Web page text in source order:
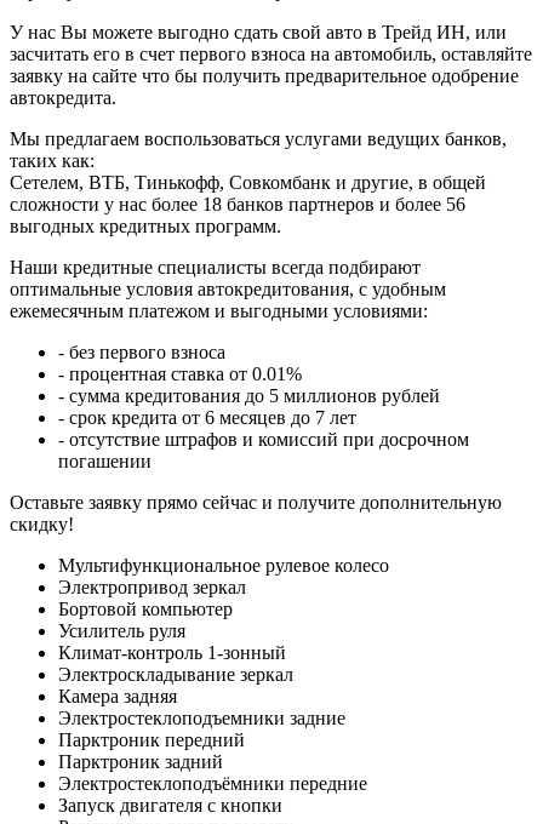
У нас Вы можете выгодно сдать свой авто в Трейд ИН, или
засчитать его в счет первого взноса на автомобиль, оставляйте
заявку на сайте что бы получить предварительное одобрение
автокредита.
Мы предлагаем воспользоваться услугами ведущих банков,
таких как:
Сетелем, ВТБ, Тинькофф, Совкомбанк и другие, в общей
сложности у нас более 18 банков партнеров и более 56
выгодных кредитных программ.
Наши кредитные специалисты всегда подбирают
оптимальные условия автокредитования, с удобным
ежемесячным платежом и выгодными условиями:
- без первого взноса
- процентная ставка от 0.01%
- сумма кредитования до 5 миллионов рублей
- срок кредита от 6 месяцев до 7 лет
- отсутствие штрафов и комиссий при досрочном
погашении
Оставьте заявку прямо сейчас и получите дополнительную
скидку!
Мультифункциональное рулевое колесо
Электропривод зеркал
Бортовой компьютер
Усилитель руля
Климат-контроль 1-зонный
Электроскладывание зеркал
Камера задняя
Электростеклоподъемники задние
Парктроник передний
Парктроник задний
Электростеклоподъёмники передние
Запуск двигателя с кнопки